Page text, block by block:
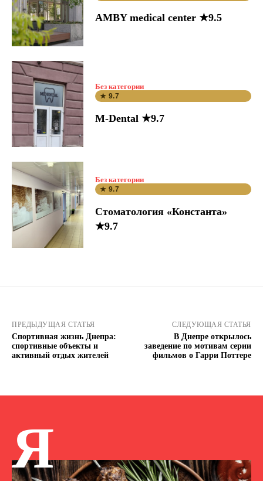
AMBY medical center ★9.5
Без категории
★ 9.7
M-Dental ★9.7
Без категории
★ 9.7
Стоматология «Константа»
★9.7
ПРЕДЫДУЩАЯ СТАТЬЯ
Спортивная жизнь Днепра:
спортивные объекты и
активный отдых жителей
СЛЕДУЮЩАЯ СТАТЬЯ
В Днепре открылось
заведение по мотивам серии
фильмов о Гарри Поттере
Я